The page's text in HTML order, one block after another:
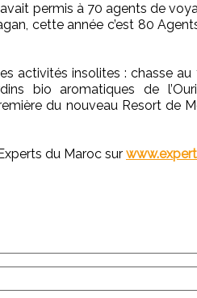
permis à 70 agents de
cette année c’est 80
activités insolites : chasse
bio aromatiques de
du nouveau Resort de
du Maroc sur